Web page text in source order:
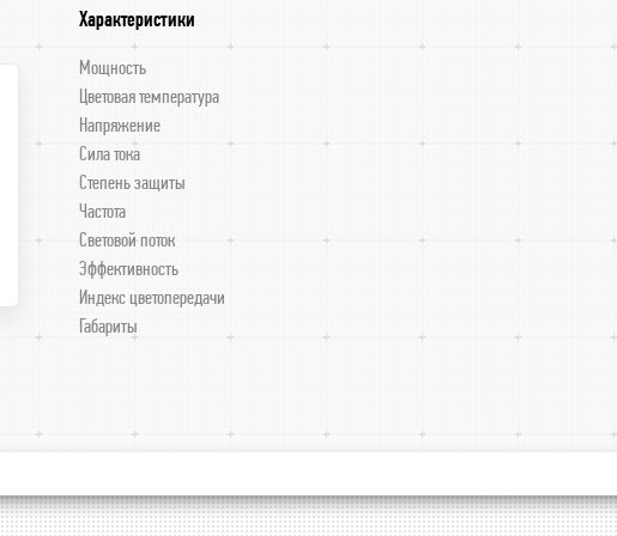
Характеристики
Мощность
Цветовая температура
Напряжение
Сила тока
Степень защиты
Частота
Световой поток
Эффективность
Индекс цветопередачи
Габариты